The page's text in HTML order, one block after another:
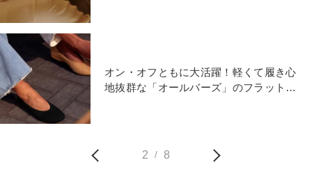
オン・オフともに大活躍！軽くて履き心
地抜群な「オールバーズ」のフラットシ
2 / 8